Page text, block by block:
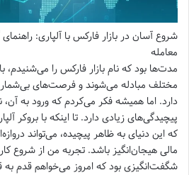
شروع آسان در بازار فارکس با آلپاری:
معامله
مدت‌ها بود که نام بازار فارکس را می‌شنیدم،
مختلف مبادله می‌شوند و فرصت‌های
دارد. اما همیشه فکر می‌کردم که ورود به آن،
پیچیدگی‌های زیادی دارد. تا اینکه با بروکر
که این دنیای به ظاهر پیچیده، می‌تواند
مالی هیجان‌انگیز باشد. تجربه من از شروع
شگفت‌انگیزی بود که امروز می‌خواهم قدم به